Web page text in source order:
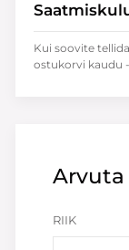
RIIK
Kui soovite
ostukorvi kaudu